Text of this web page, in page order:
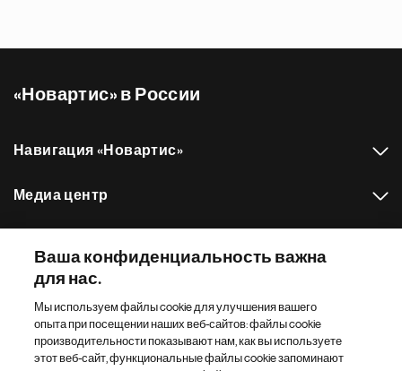
«Новартис» в России
Навигация «Новартис»
Медиа центр
Другие сайты «Новартис»
Footer Site Search
Ваша конфиденциальность важна
для нас.
Мы используем файлы cookie для улучшения вашего
опыта при посещении наших веб-сайтов: файлы cookie
производительности показывают нам, как вы используете
этот веб-сайт, функциональные файлы cookie запоминают